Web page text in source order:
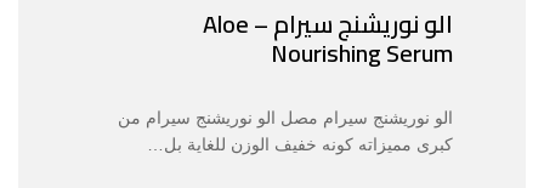
الو نوريشنج سيرام – Aloe
Nourishing Serum
الو نوريشنج سيرام مصل الو نوريشنج سيرام من
كبرى مميزاته كونه خفيف الوزن للغاية بل…